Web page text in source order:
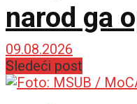
narod ga
ne veruje
opušten
09.08.2026
Sledeći post